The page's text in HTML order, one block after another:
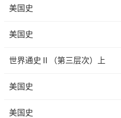
美国史
美国史
世界通史Ⅱ（第三层次）上
美国史
美国史